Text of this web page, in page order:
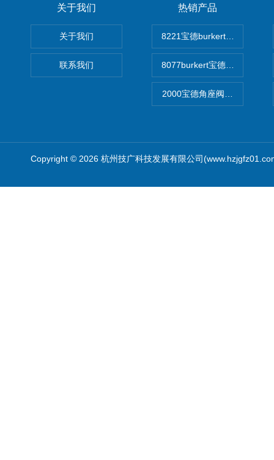
关于我们
关于我们
联系我们
热销产品
8221宝德burkert电导率探头
8077burkert宝德椭圆齿轮脉
2000宝德角座阀德国宝帝
Copyright © 2026 杭州技广科技发展有限公司